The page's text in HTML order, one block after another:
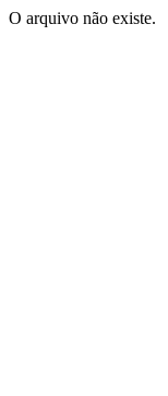
O arquivo não existe.